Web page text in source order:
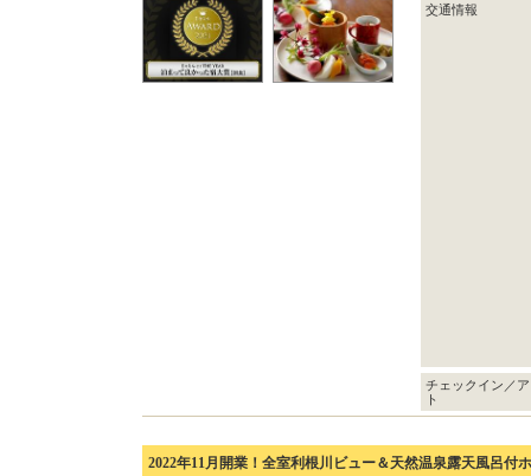
交通情報
チェックイン／
ト
2022年11月開業！全室利根川ビュー＆天然温泉露天風呂付